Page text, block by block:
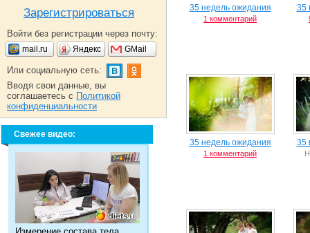
35 недель ожидания
1 комментарий
35
35 недель ожидания
1 комментарий
35
Зарегистрироваться
Войти без регистрации через почту:
mail.ru Яндекс GMail
Или социальную сеть:
Вводя свои данные, вы
соглашаетесь с Политикой
конфиденциальности
Свежее видео: